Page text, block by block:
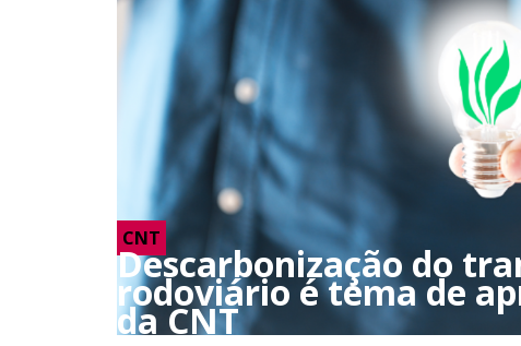
CNT
Descarbonização do
rodoviário é tema de
da CNT